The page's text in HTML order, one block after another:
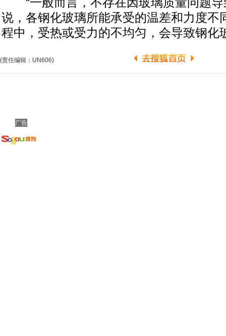
说，各钢化玻璃所能承受的温差和力度不
程中，受热或受力的不均匀，会导致钢化
(责任编辑：UN606)
广告